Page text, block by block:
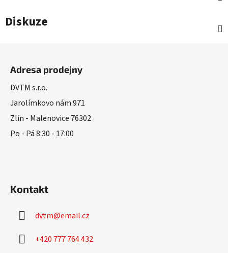
Diskuze
Adresa prodejny
DVTM s.r.o.
Jarolímkovo nám 971
Zlín - Malenovice 76302
Po - Pá 8:30 - 17:00
Kontakt
dvtm@email.cz
+420 777 764 432